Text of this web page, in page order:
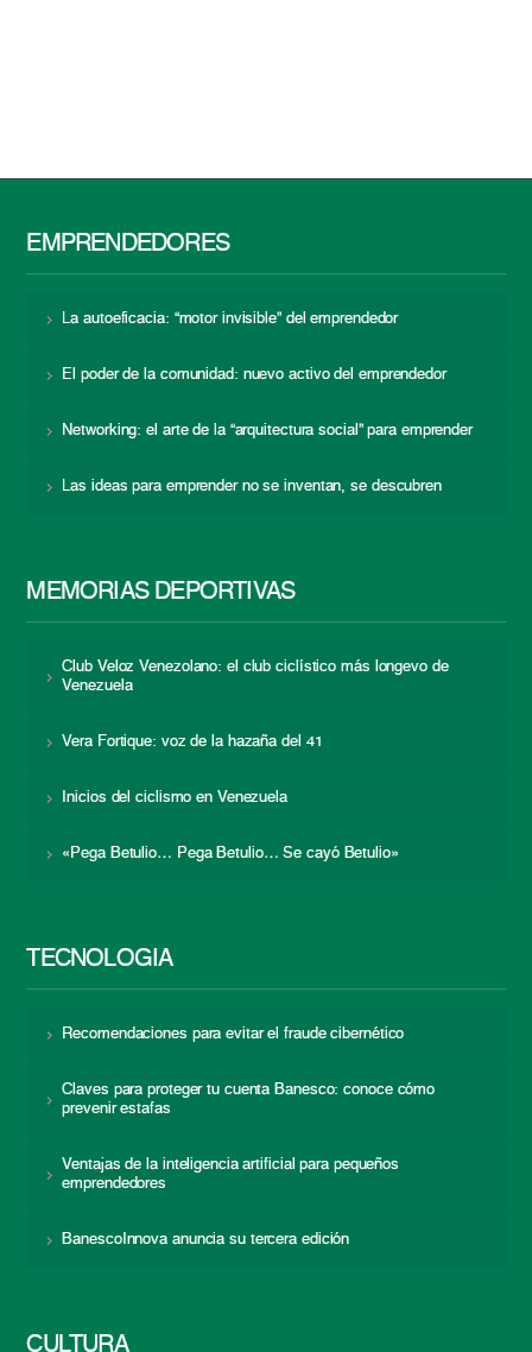
EMPRENDEDORES
La autoeficacia: “motor invisible” del emprendedor
El poder de la comunidad: nuevo activo del emprendedor
Networking: el arte de la “arquitectura social” para emprender
Las ideas para emprender no se inventan, se descubren
MEMORIAS DEPORTIVAS
Club Veloz Venezolano: el club ciclístico más longevo de
Venezuela
Vera Fortique: voz de la hazaña del 41
Inicios del ciclismo en Venezuela
«Pega Betulio… Pega Betulio… Se cayó Betulio»
TECNOLOGÍA
Recomendaciones para evitar el fraude cibernético
Claves para proteger tu cuenta Banesco: conoce cómo
prevenir estafas
Ventajas de la inteligencia artificial para pequeños
emprendedores
BanescoInnova anuncia su tercera edición
CULTURA